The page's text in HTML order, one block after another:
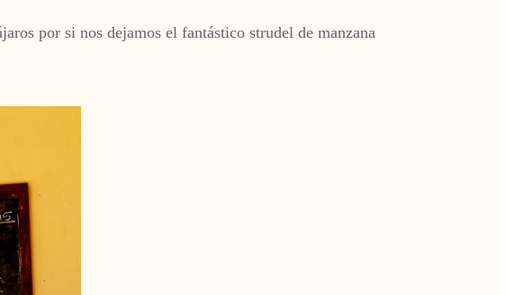
por si nos dejamos el fantástico strudel de manzana